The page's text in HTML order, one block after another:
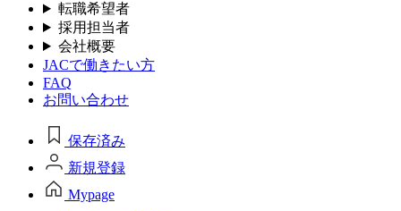
転職希望者
採用担当者
会社概要
JACで働きたい方
FAQ
お問い合わせ
保存済み
新規登録
Mypage